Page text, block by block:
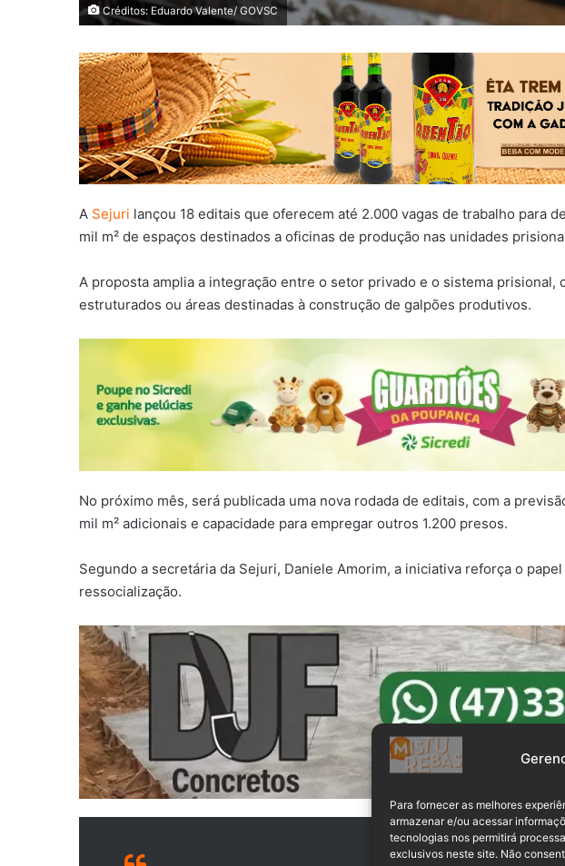
Para fornecer as melhores
armazenar e/ou acessar
tecnologias nos permitirá
exclusivos neste site. Não
Créditos: Eduardo Valente/ GOVSC
A Sejuri lançou 18 editais que oferecem até 2.000 vagas de trabalho para
mil m² de espaços destinados a oficinas de produção nas unidades
A proposta amplia a integração entre o setor privado e o sistema prisional,
estruturados ou áreas destinadas à construção de galpões produtivos.
No próximo mês, será publicada uma nova rodada de editais, com a
mil m² adicionais e capacidade para empregar outros 1.200 presos.
Segundo a secretária da Sejuri, Daniele Amorim, a iniciativa reforça o
ressocialização.